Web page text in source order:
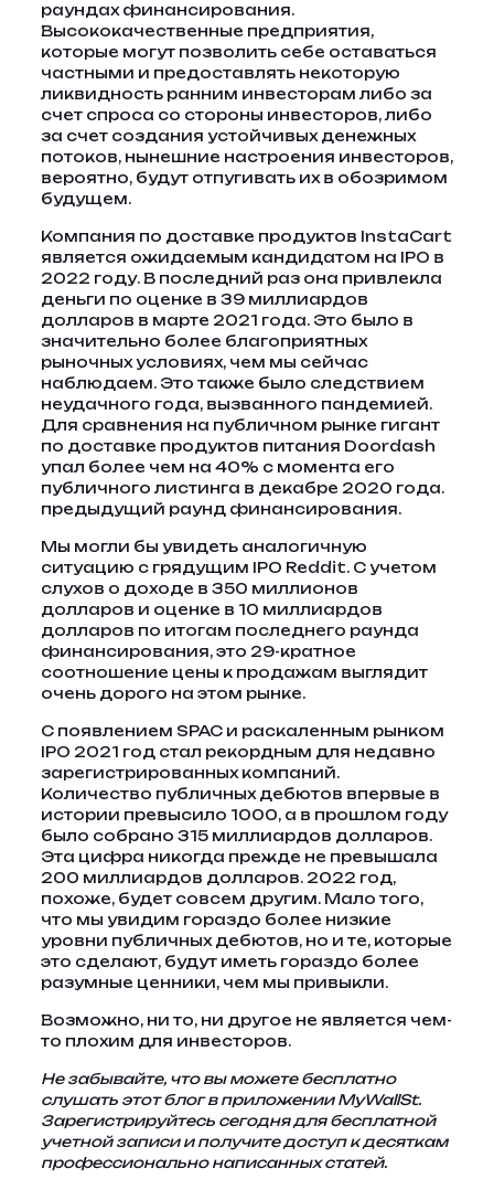
раундах финансирования.
Высококачественные предприятия,
которые могут позволить себе оставаться
частными и предоставлять некоторую
ликвидность ранним инвесторам либо за
счет спроса со стороны инвесторов, либо
за счет создания устойчивых денежных
потоков, нынешние настроения инвесторов,
вероятно, будут отпугивать их в обозримом
будущем.
Компания по доставке продуктов InstaCart
является ожидаемым кандидатом на IPO в
2022 году. В последний раз она привлекла
деньги по оценке в 39 миллиардов
долларов в марте 2021 года. Это было в
значительно более благоприятных
рыночных условиях, чем мы сейчас
наблюдаем. Это также было следствием
неудачного года, вызванного пандемией.
Для сравнения на публичном рынке гигант
по доставке продуктов питания Doordash
упал более чем на 40% с момента его
публичного листинга в декабре 2020 года.
предыдущий раунд финансирования.
Мы могли бы увидеть аналогичную
ситуацию с грядущим IPO Reddit. С учетом
слухов о доходе в 350 миллионов
долларов и оценке в 10 миллиардов
долларов по итогам последнего раунда
финансирования, это 29-кратное
соотношение цены к продажам выглядит
очень дорого на этом рынке.
С появлением SPAC и раскаленным рынком
IPO 2021 год стал рекордным для недавно
зарегистрированных компаний.
Количество публичных дебютов впервые в
истории превысило 1000, а в прошлом году
было собрано 315 миллиардов долларов.
Эта цифра никогда прежде не превышала
200 миллиардов долларов. 2022 год,
похоже, будет совсем другим. Мало того,
что мы увидим гораздо более низкие
уровни публичных дебютов, но и те, которые
это сделают, будут иметь гораздо более
разумные ценники, чем мы привыкли.
Возможно, ни то, ни другое не является чем-
то плохим для инвесторов.
Не забывайте, что вы можете бесплатно
слушать этот блог в приложении MyWallSt.
Зарегистрируйтесь сегодня для бесплатной
учетной записии получите доступ к десяткам
профессионально написанных статей.